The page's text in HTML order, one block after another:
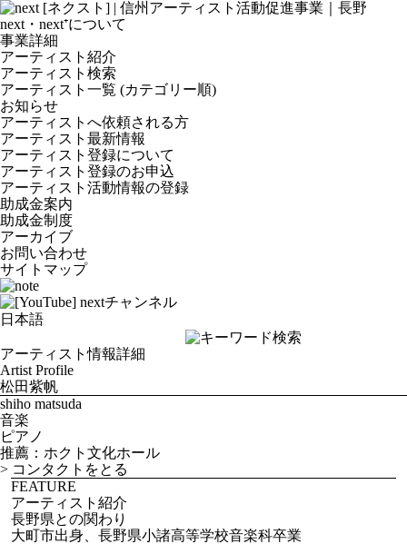
next・next⁺について
事業詳細
アーティスト紹介
アーティスト検索
アーティスト一覧 (カテゴリー順)
お知らせ
アーティストへ依頼される方
アーティスト最新情報
アーティスト登録について
アーティスト登録のお申込
アーティスト活動情報の登録
助成金案内
助成金制度
アーカイブ
お問い合わせ
サイトマップ
アーティスト情報詳細
Artist Profile
松田紫帆
shiho matsuda
音楽
ピアノ
推薦：ホクト文化ホール
> コンタクトをとる
FEATURE
アーティスト紹介
長野県との関わり
大町市出身、長野県小諸高等学校音楽科卒業